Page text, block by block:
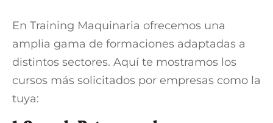
En Training Maquinaria ofrecemos una
amplia gama de formaciones adaptadas a
distintos sectores. Aquí te mostramos los
cursos más solicitados por empresas como la
tuya: